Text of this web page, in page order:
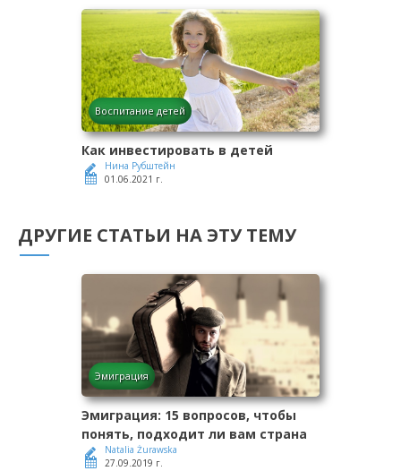
Воспитание детей
Как инвестировать в детей
Нина Рубштейн
01.06.2021 г.
ДРУГИЕ СТАТЬИ НА ЭТУ ТЕМУ
Эмиграция
Эмиграция: 15 вопросов, чтобы
понять, подходит ли вам страна
Natalia Żurawska
27.09.2019 г.